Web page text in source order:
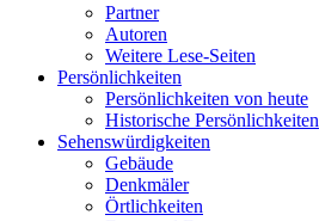
Partner
Autoren
Weitere Lese-Seiten
Persönlichkeiten
Persönlichkeiten von heute
Historische Persönlichkeiten
Sehenswürdigkeiten
Gebäude
Denkmäler
Örtlichkeiten